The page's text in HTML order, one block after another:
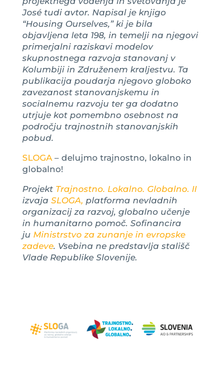
José tudi avtor. Napisal je knjigo
“Housing Ourselves,” ki je bila
objavljena leta 198, in temelji na njegovi
primerjalni raziskavi modelov
skupnostnega razvoja stanovanj v
Kolumbiji in Združenem kraljestvu. Ta
publikacija poudarja njegovo globoko
zavezanost stanovanjskemu in
socialnemu razvoju ter ga dodatno
utrjuje kot pomembno osebnost na
področju trajnostnih stanovanjskih
pobud.
SLOGA– delujmo trajnostno, lokalno in
globalno!
Projekt Trajnostno. Lokalno. Globalno. II
izvaja SLOGA, platforma nevladnih
organizacij za razvoj, globalno učenje
in humanitarno pomoč. Sofinancira
ju Ministrstvo za zunanje in evropske
zadeve. Vsebina ne predstavlja stališč
Vlade Republike Slovenije.